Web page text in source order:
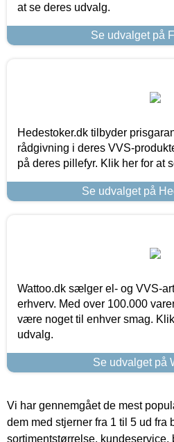
at se deres udvalg.
Se udvalget på
Hedestoker.dk tilbyder
rådgivning i deres VVS-
på deres pillefyr. Klik her for at
Se udvalget på
Wattoo.dk sælger el- og VVS-
erhverv. Med over 100.000
være noget til enhver smag.
udvalg.
Se udvalget på
Vi har gennemgået de mest
dem med stjerner fra 1 til 5 ud fra
sortimentstørrelse, kundeservice,